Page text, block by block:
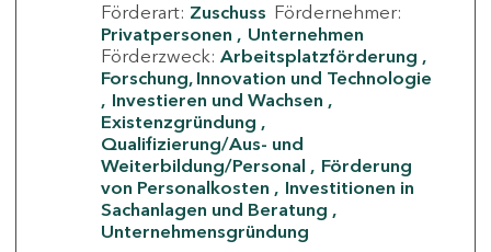
Förderart: Zuschuss Fördernehmer:
Privatpersonen
Unternehmen
Förderzweck: Arbeitsplatzförderung
Forschung, Innovation und Technologie
Investieren und Wachsen
Existenzgründung
Qualifizierung/Aus- und
Weiterbildung/Personal
Förderung
von Personalkosten
Investitionen in
Sachanlagen und Beratung
Unternehmensgründung